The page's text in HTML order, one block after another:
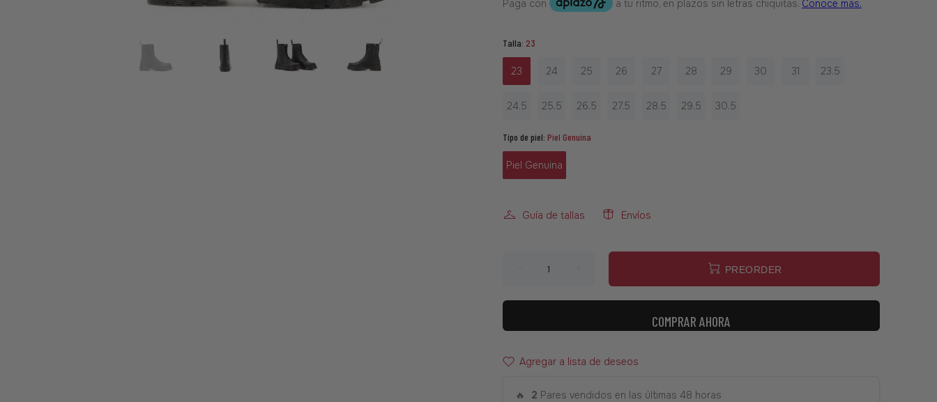
Talla: 23
23 24 25 26 27 28 29 30 31 23.5
24.5 25.5 26.5 27.5 28.5 29.5 30.5
Tipo de piel: Piel Genuina
Piel Genuina
Guía de tallas Envíos
PREORDER
COMPRAR AHORA
Agregar a lista de deseos
🔥 2 Pares vendidos en las últimas 48 horas